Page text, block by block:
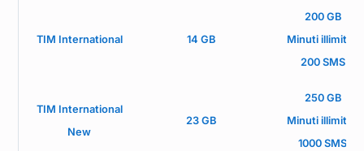
TIM International 14 GB
200 GB
Minuti illimitati
200 SMS
TIM International
New
23 GB
250 GB
Minuti illimitati
1000 SMS